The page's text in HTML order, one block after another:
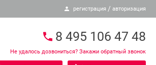
регистрация / авторизация
8 495 106 47 48
Не удалось дозвониться? Закажи обратный звонок